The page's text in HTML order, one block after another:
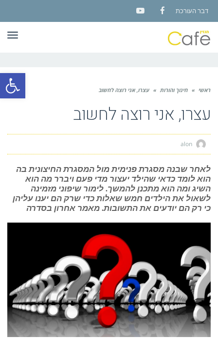
פתח
דבר העורכת
Facebook
YouTube
ראשי » חינוך והורות » עצרו, אני רוצה לחשוב
עצרו, אני רוצה לחשוב
לאחר שבנה מסגרת פנימית מול המסגרת החיצונית בה
הוא לומד כדאי שהילד יעצור מדי פעם ויברר מה הוא
השיג ומה הוא מתכנן להמשך. לימור שיפוני מזמינה
לשאול את הילדים חמש שאלות כדי שרק הם יענו עליהן
כי רק הם יודעים את התשובות. מאמר אחרון בסדרה